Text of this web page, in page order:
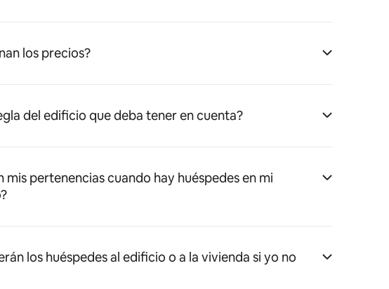
los precios?
del edificio que deba tener en cuenta?
mis pertenencias cuando hay huéspedes en mi
los huéspedes al edificio o a la vivienda si yo no